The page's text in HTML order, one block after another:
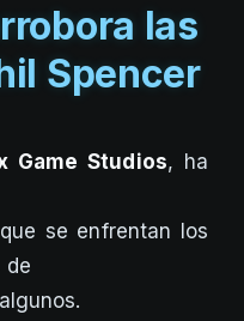
las
Spencer
Game Studios, ha
se enfrentan los
de